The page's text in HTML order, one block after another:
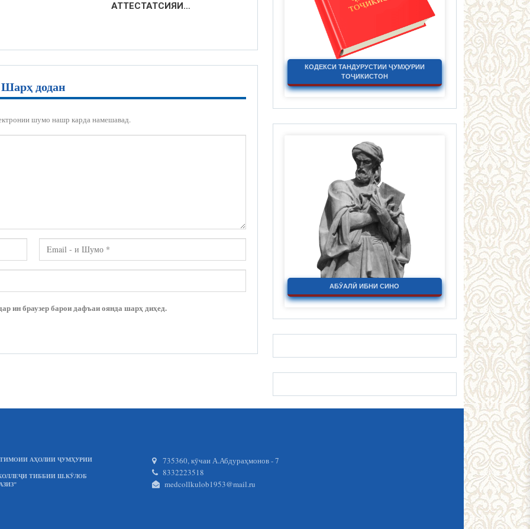
АТТЕСТАТСИЯИ…
Шарҳ додан
шумо нашр карда намешавад.
ин браузер барои дафъаи оянда шарҳ диҳед.
КОДЕКСИ ТАНДУРУСТИИ ҶУМҲУРИИ
ТОҶИКИСТОН
АБӮАЛӢ ИБНИ СИНО
АҲОЛИИ ҶУМҲУРИИ
ТИББИИ Ш.КӮЛОБ
735360, кӯчаи А.Абдураҳмонов - 7
8332223518
medcollkulob1953@mail.ru